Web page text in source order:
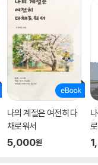
나의 계절은 여전히 다
채로워서
5,000원